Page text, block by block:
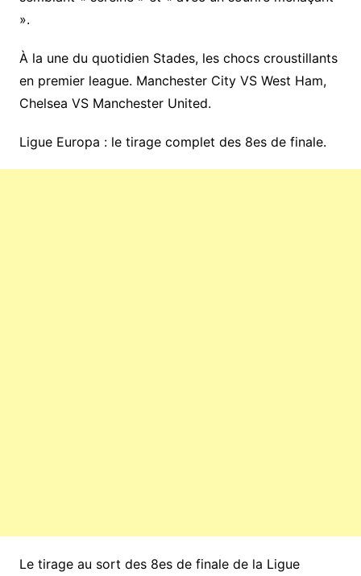
».
À la une du quotidien Stades, les chocs croustillants
en premier league. Manchester City VS West Ham,
Chelsea VS Manchester United.
Ligue Europa : le tirage complet des 8es de finale.
Le tirage au sort des 8es de finale de la Ligue